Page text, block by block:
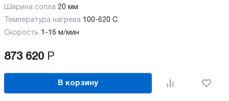
Ширина сопла 20 мм
Температура нагрева 100-620 C
Скорость 1-16 м/мин
873 620 Р
В корзину